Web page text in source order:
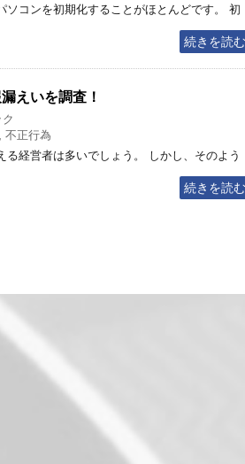
コンを初期化することがほとんどです。 初
続きを読む
えいを調査！
, 不正行為
経営者は多いでしょう。 しかし、そのよう
続きを読む